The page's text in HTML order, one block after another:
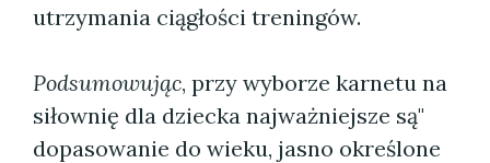
utrzymania ciągłości treningów.
Podsumowując, przy wyborze karnetu na
siłownię dla dziecka najważniejsze są"
dopasowanie do wieku, jasno określone